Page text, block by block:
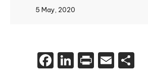
5 May, 2020
Facebook
LinkedIn
PrintEmail